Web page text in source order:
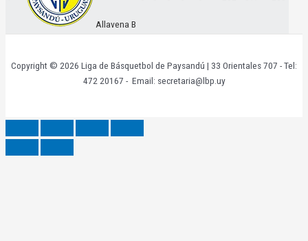
Allavena B
Copyright © 2026 Liga de Básquetbol de Paysandú | 33 Orientales 707 - Tel:
472 20167 - Email: secretaria@lbp.uy